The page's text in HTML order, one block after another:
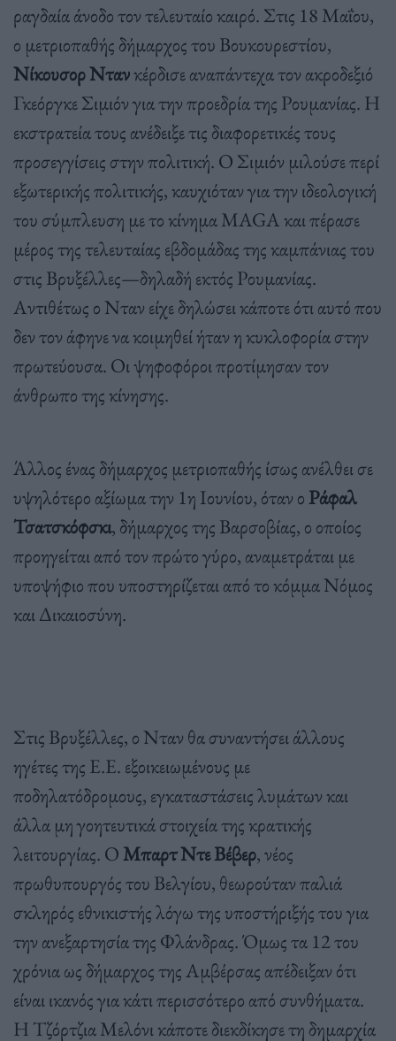
ραγδαία άνοδο τον τελευταίο καιρό. Στις 18 Μαΐου,
ο μετριοπαθής δήμαρχος του Βουκουρεστίου,
Νίκουσορ Ντανκέρδισε αναπάντεχα τον ακροδεξιό
Γκεόργκε Σιμιόν για την προεδρία της Ρουμανίας. Η
εκστρατεία τους ανέδειξε τις διαφορετικές τους
προσεγγίσεις στην πολιτική. Ο Σιμιόν μιλούσε περί
εξωτερικής πολιτικής, καυχιόταν για την ιδεολογική
του σύμπλευση με το κίνημα MAGA και πέρασε
μέρος της τελευταίας εβδομάδας της καμπάνιας του
στις Βρυξέλλες—δηλαδή εκτός Ρουμανίας.
Αντιθέτως ο Νταν είχε δηλώσει κάποτε ότι αυτό που
δεν τον άφηνε να κοιμηθεί ήταν η κυκλοφορία στην
πρωτεύουσα. Οι ψηφοφόροι προτίμησαν τον
άνθρωπο της κίνησης.
Άλλος ένας δήμαρχος μετριοπαθής ίσως ανέλθει σε
υψηλότερο αξίωμα την 1η Ιουνίου, όταν οΡάφαλ
Τσατσκόφσκι, δήμαρχος της Βαρσοβίας, ο οποίος
προηγείται από τον πρώτο γύρο, αναμετράται με
υποψήφιο που υποστηρίζεται από το κόμμα Νόμος
και Δικαιοσύνη.
Στις Βρυξέλλες, ο Νταν θα συναντήσει άλλους
ηγέτες της Ε.Ε. εξοικειωμένους με
ποδηλατόδρομους, εγκαταστάσεις λυμάτων και
άλλα μη γοητευτικά στοιχεία της κρατικής
λειτουργίας. ΟΜπαρτ Ντε Βέβερ, νέος
πρωθυπουργός του Βελγίου, θεωρούταν παλιά
σκληρός εθνικιστής λόγω της υποστήριξής του για
την ανεξαρτησία της Φλάνδρας. Όμως τα 12 του
χρόνια ως δήμαρχος της Αμβέρσας απέδειξαν ότι
είναι ικανός για κάτι περισσότερο από συνθήματα.
Η Τζόρτζια Μελόνι κάποτε διεκδίκησε τη δημαρχία